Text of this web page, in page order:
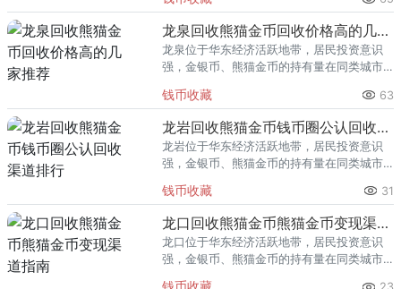
熊猫金币的需求就明显升温，但鱼龙混杂的
回收渠道里，能精准识别版别溢
龙泉回收熊猫金币回收价格高的几家推荐
龙泉位于华东经济活跃地带，居民投资意识
强，金银币、熊猫金币的持有量在同类城市
熊猫金币的需求就明显升温，但鱼龙混杂的
回收渠道里，能精准识别版别溢
钱币收藏 63
龙岩回收熊猫金币钱币圈公认回收渠道排行
龙岩位于华东经济活跃地带，居民投资意识
强，金银币、熊猫金币的持有量在同类城市
熊猫金币的需求就明显升温，但鱼龙混杂的
回收渠道里，能精准识别版别溢
钱币收藏 31
龙口回收熊猫金币熊猫金币变现渠道指南
龙口位于华东经济活跃地带，居民投资意识
强，金银币、熊猫金币的持有量在同类城市
钱币收藏